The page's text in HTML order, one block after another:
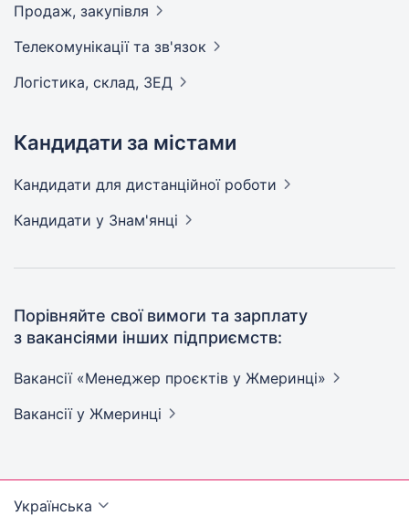
Продаж, закупівля
Телекомунікації та зв'язок
Логістика, склад, ЗЕД
Кандидати за містами
Кандидати для дистанційної роботи
Кандидати у Знам'янці
Порівняйте свої вимоги та зарплату
з вакансіями інших підприємств:
Вакансії «Менеджер проєктів у Жмеринці»
Вакансії у Жмеринці
Українська